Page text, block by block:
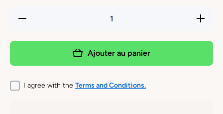
Réduire
la
Schaap
Ajouter au panier
I agree with the Terms and Conditions.